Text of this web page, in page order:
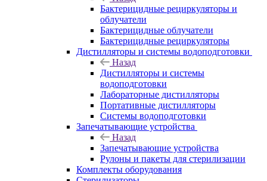
Бактерицидные рециркуляторы и
облучатели
Бактерицидные облучатели
Бактерицидные рециркуляторы
Дистилляторы и системы водоподготовки
Назад
Дистилляторы и системы
водоподготовки
Лабораторные дистилляторы
Портативные дистилляторы
Системы водоподготовки
Запечатывающие устройства
Назад
Запечатывающие устройства
Рулоны и пакеты для стерилизации
Комплекты оборудования